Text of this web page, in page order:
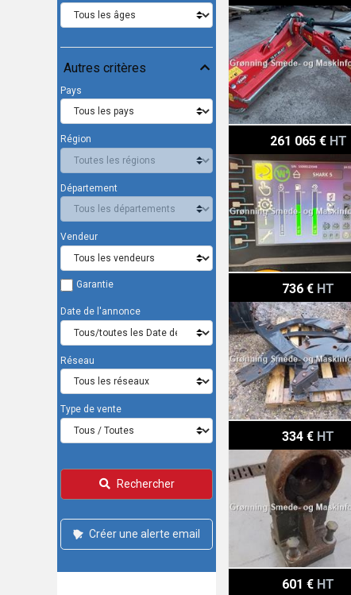
Autres critères
Pays
Région
Département
Vendeur
Garantie
Date de l'annonce
Réseau
Type de vente
Rechercher
Créer une alerte email
261 065 € HT
Willibald Shark 5
736 € HT
Hauer Sonstiges
334 € HT
Bredal Kugletræk,
601 € HT
Taarup Grønthøster